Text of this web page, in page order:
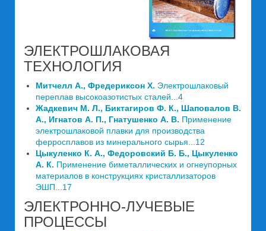
ЭЛЕКТРОШЛАКОВАЯ
ТЕХНОЛОГИЯ
Митчелл А., Фредериксон Х. Электрошлаковый
переплав высокоазотистых сталей...4
Жадкевич М. Л., Биктагиров Ф. К., Шаповалов В.
А., Игнатов А. П., Гнатушенко А. В. Применение
электрошлаковой плавки для производства
ферросплавов из минерального сырья...12
Цыкуленко К. А., Федоровский Б. Б., Цыкуленко
А. К. Применение биметаллических и огнеупорных
материалов в конструкциях кристаллизаторов
ЭШП...17
ЭЛЕКТРОННО-ЛУЧЕВЫЕ
ПРОЦЕССЫ